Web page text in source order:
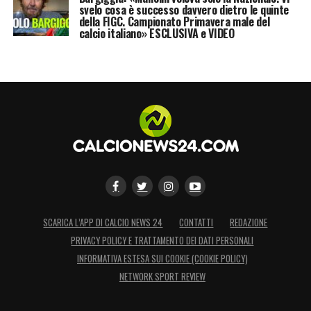
Gattuso è il nome più caldo di tutti, conDe
Zerbi, sempre più vicino all’addio al
sfumati sul nascere i due sogniSarrie
, mentre resiste forte anche la
candidatura del tecnico dello Spezia
VincenzoItaliano. Le idee non mancano, i
l’errore da non commettere sarà quello di
che ruota su Firenze.
LA PLAYLIST DELLE NOSTRE TOP NEWS
svelo cosa è successo davvero dietro le quinte
della FIGC. Campionato Primavera male del
calcio italiano» ESCLUSIVA e VIDEO
SCARICA L’APP DI CALCIO NEWS 24 CONTATTI
REDAZIONE
PRIVACY POLICY E TRATTAMENTO DEI DATI PERSONALI
INFORMATIVA ESTESA SUI COOKIE (COOKIE POLICY)
NETWORK SPORT REVIEW